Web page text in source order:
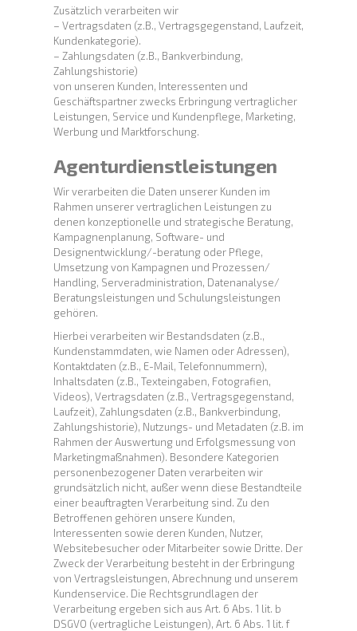
Zusätzlich verarbeiten wir
– Vertragsdaten (z.B., Vertragsgegenstand, Laufzeit,
Kundenkategorie).
– Zahlungsdaten (z.B., Bankverbindung,
Zahlungshistorie)
von unseren Kunden, Interessenten und
Geschäftspartner zwecks Erbringung vertraglicher
Leistungen, Service und Kundenpflege, Marketing,
Werbung und Marktforschung.
Agenturdienstleistungen
Wir verarbeiten die Daten unserer Kunden im
Rahmen unserer vertraglichen Leistungen zu
denen konzeptionelle und strategische Beratung,
Kampagnenplanung, Software- und
Designentwicklung/-beratung oder Pflege,
Umsetzung von Kampagnen und Prozessen/
Handling, Serveradministration, Datenanalyse/
Beratungsleistungen und Schulungsleistungen
gehören.
Hierbei verarbeiten wir Bestandsdaten (z.B.,
Kundenstammdaten, wie Namen oder Adressen),
Kontaktdaten (z.B., E-Mail, Telefonnummern),
Inhaltsdaten (z.B., Texteingaben, Fotografien,
Videos), Vertragsdaten (z.B., Vertragsgegenstand,
Laufzeit), Zahlungsdaten (z.B., Bankverbindung,
Zahlungshistorie), Nutzungs- und Metadaten (z.B. im
Rahmen der Auswertung und Erfolgsmessung von
Marketingmaßnahmen). Besondere Kategorien
personenbezogener Daten verarbeiten wir
grundsätzlich nicht, außer wenn diese Bestandteile
einer beauftragten Verarbeitung sind. Zu den
Betroffenen gehören unsere Kunden,
Interessenten sowie deren Kunden, Nutzer,
Websitebesucher oder Mitarbeiter sowie Dritte. Der
Zweck der Verarbeitung besteht in der Erbringung
von Vertragsleistungen, Abrechnung und unserem
Kundenservice. Die Rechtsgrundlagen der
Verarbeitung ergeben sich aus Art. 6 Abs. 1 lit. b
DSGVO (vertragliche Leistungen), Art. 6 Abs. 1 lit. f